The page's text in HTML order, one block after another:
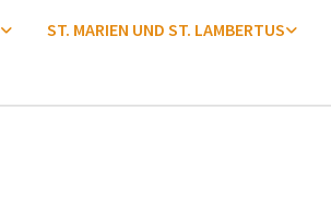
ST. MARIEN UND ST. LAMBERTUS